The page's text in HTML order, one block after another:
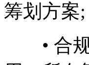
筹划方案;
• 合规